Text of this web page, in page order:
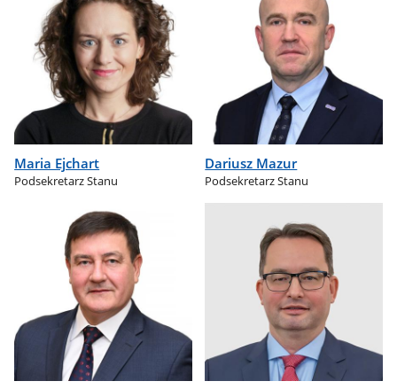
Maria Ejchart
Podsekretarz Stanu
Dariusz Mazur
Podsekretarz Stanu